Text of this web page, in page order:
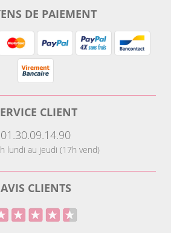
DE PAIEMENT
CLIENT
01.30.09.14.90
lundi au jeudi (17h vend)
AVIS CLIENTS